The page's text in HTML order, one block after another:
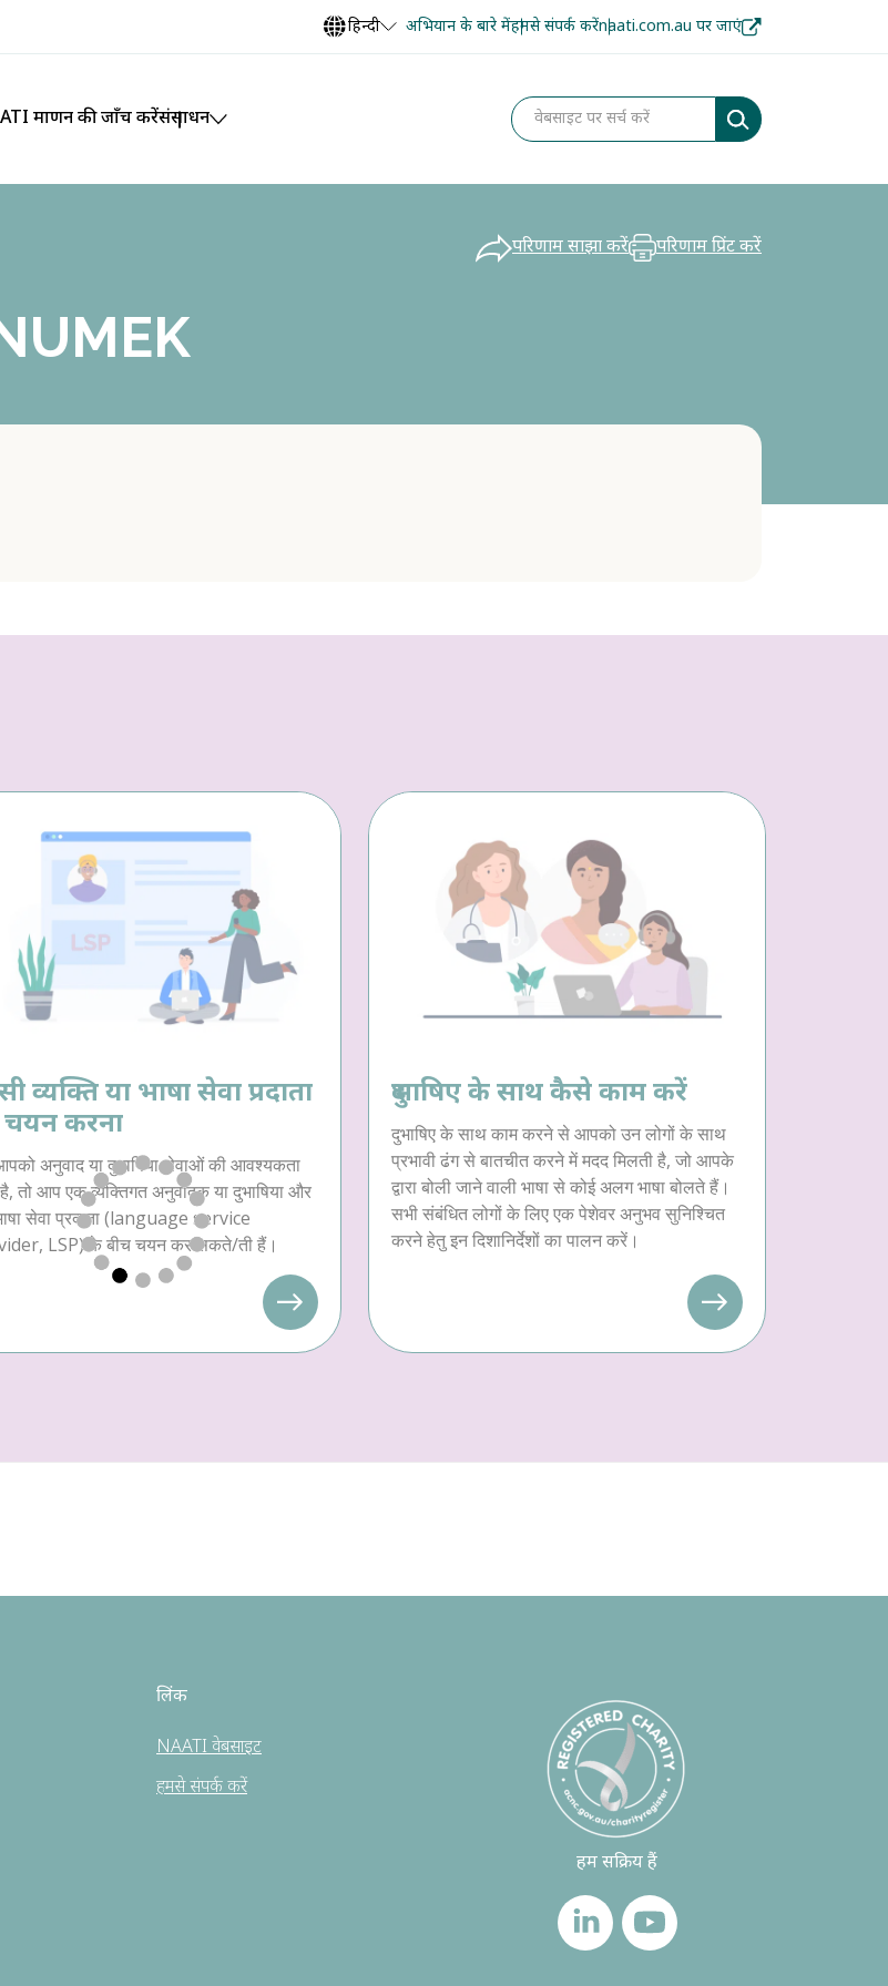
हिन्दी अभियान के बारे मेंहमसे संपर्क करेंnaati.com.au पर जाएं
प्रमाणन की जाँच करेंसंसाधन
परिणाम साझा करें परिणाम प्रिंट करें
व्यक्ति या भाषा सेवा प्रदाता
करना
अनुवाद या दुभाषिया सेवाओं की आवश्यकता
है, तो आप एक व्यक्तिगत अनुवादक या दुभाषिया और
सेवा प्रदाता (language service
LSP) के बीच चयन कर सकते/ती हैं।
दुभाषिए के साथ कैसे काम करें
दुभाषिए के साथ काम करने से आपको उन लोगों के साथ
प्रभावी ढंग से बातचीत करने में मदद मिलती है, जो आपके
द्वारा बोली जाने वाली भाषा से कोई अलग भाषा बोलते हैं।
सभी संबंधित लोगों के लिए एक पेशेवर अनुभव सुनिश्चित
करने हेतु इन दिशानिर्देशों का पालन करें।
लिंक
NAATI वेबसाइट
हमसे संपर्क करें
हम सक्रिय हैं